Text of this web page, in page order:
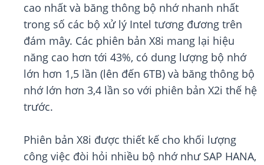
cao nhất và băng thông bộ nhớ nhanh nhất
trong số các bộ xử lý Intel tương đương trên
đám mây. Các phiên bản X8i mang lại hiệu
năng cao hơn tới 43%, có dung lượng bộ nhớ
lớn hơn 1,5 lần (lên đến 6TB) và băng thông bộ
nhớ lớn hơn 3,4 lần so với phiên bản X2i thế hệ
trước.
Phiên bản X8i được thiết kế cho khối lượng
công việc đòi hỏi nhiều bộ nhớ như SAP HANA,